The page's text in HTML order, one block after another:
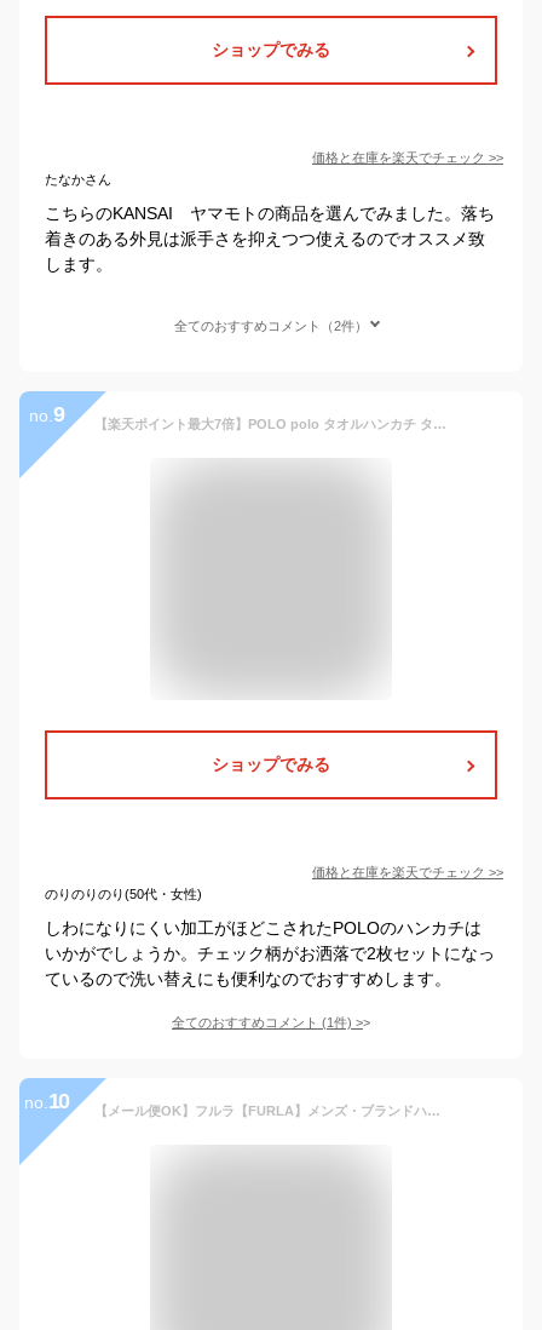
ショップでみる
価格と在庫を楽天でチェック >>
たなかさん
こちらのKANSAI ヤマモトの商品を選んでみました。落ち
着きのある外見は派手さを抑えつつ使えるのでオススメ致
します。
全てのおすすめコメント（2件）
no. 9 【楽天ポイント最大7倍】POLO polo タオルハンカチ タオル ハンカチ 2枚セット ミニタオル ミニハンカチ ポロ 紳士 メンズ しわになりにくい加工 チェック ビジネス お祝い 汗 夏場 上品 手拭き はんかち 必需品 持ち歩き プレゼント 正規品
ショップでみる
価格と在庫を楽天でチェック >>
のりのりのり(50代・女性)
しわになりにくい加工がほどこされたPOLOのハンカチは
いかがでしょうか。チェック柄がお洒落で2枚セットになっ
ているので洗い替えにも便利なのでおすすめします。
全てのおすすめコメント (1件) >
no. 10 【メール便OK】フルラ【FURLA】メンズ・ブランドハンカチ・大判ハンカチ 縦ストライプ イージーケア オシャレ 紳士用・男性 ビジネスハンカチ（サイズ50×50cm）シワになりにくくお手入れが簡単 プレゼントにもオススメ